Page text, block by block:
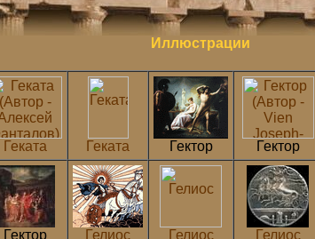
Иллюстрации
Геката Геката Гектор Гектор
Гектор Гелиос Гелиос Гелиос